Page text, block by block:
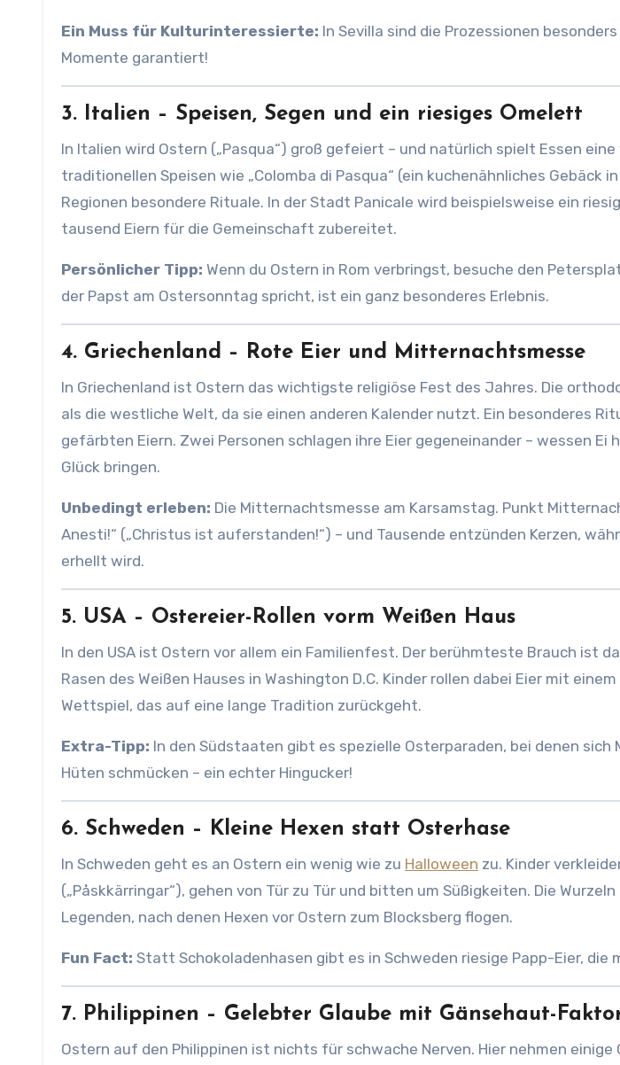
Ein Muss für Kulturinteressierte: In Sevilla sind die Prozessionen
Momente garantiert!
3. Italien – Speisen, Segen und ein riesiges Omelett
In Italien wird Ostern („Pasqua“) groß gefeiert – und natürlich spielt Essen
traditionellen Speisen wie „Colomba di Pasqua“ (ein kuchenähnliches Gebäck
Regionen besondere Rituale. In der Stadt Panicale wird beispielsweise ein
tausend Eiern für die Gemeinschaft zubereitet.
Persönlicher Tipp: Wenn du Ostern in Rom verbringst, besuche den
der Papst am Ostersonntag spricht, ist ein ganz besonderes Erlebnis.
4. Griechenland – Rote Eier und Mitternachtsmesse
In Griechenland ist Ostern das wichtigste religiöse Fest des Jahres. Die
als die westliche Welt, da sie einen anderen Kalender nutzt. Ein besonderes
gefärbten Eiern. Zwei Personen schlagen ihre Eier gegeneinander – wessen Ei
Glück bringen.
Unbedingt erleben: Die Mitternachtsmesse am Karsamstag. Punkt
Anesti!“ („Christus ist auferstanden!“) – und Tausende entzünden Kerzen,
erhellt wird.
5. USA – Ostereier-Rollen vorm Weißen Haus
In den USA ist Ostern vor allem ein Familienfest. Der berühmteste Brauch ist
Rasen des Weißen Hauses in Washington D.C. Kinder rollen dabei Eier mit
Wettspiel, das auf eine lange Tradition zurückgeht.
Extra-Tipp: In den Südstaaten gibt es spezielle Osterparaden, bei denen
Hüten schmücken – ein echter Hingucker!
6. Schweden – Kleine Hexen statt Osterhase
In Schweden geht es an Ostern ein wenig wie zu Halloween zu. Kinder
(„Påskkärringar“), gehen von Tür zu Tür und bitten um Süßigkeiten. Die
Legenden, nach denen Hexen vor Ostern zum Blocksberg flogen.
Fun Fact: Statt Schokoladenhasen gibt es in Schweden riesige Papp-Eier,
7. Philippinen – Gelebter Glaube mit Gänsehaut-
Ostern auf den Philippinen ist nichts für schwache Nerven. Hier nehmen